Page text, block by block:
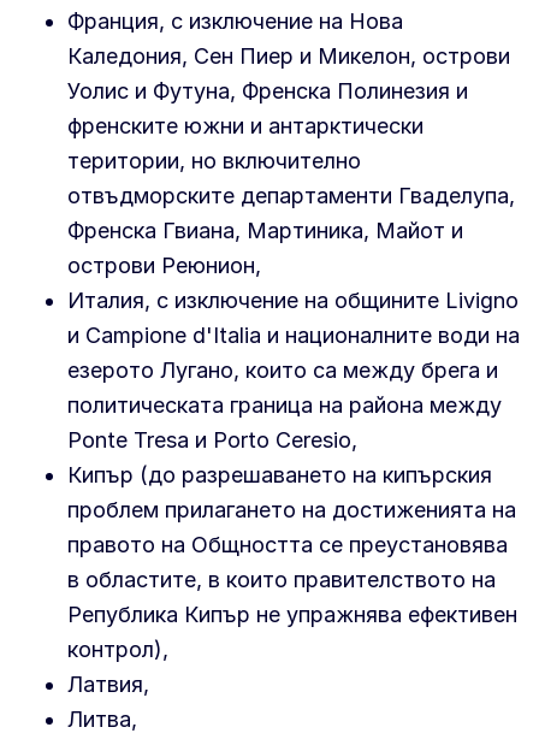
Франция, с изключение на Нова
Каледония, Сен Пиер и Микелон, острови
Уолис и Футуна, Френска Полинезия и
френските южни и антарктически
територии, но включително
отвъдморските департаменти Гваделупа,
Френска Гвиана, Мартиника, Майот и
острови Реюнион,
Италия, с изключение на общините Livigno
и Campione d'Italia и националните води на
езерото Лугано, които са между брега и
политическата граница на района между
Ponte Tresa и Porto Ceresio,
Кипър (до разрешаването на кипърския
проблем прилагането на достиженията на
правото на Общността се преустановява
в областите, в които правителството на
Република Кипър не упражнява ефективен
контрол),
Латвия,
Литва,